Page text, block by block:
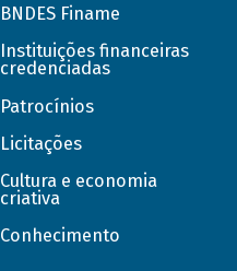
BNDES Finame
Instituições financeiras
credenciadas
Patrocínios
Licitações
Cultura e economia
criativa
Conhecimento